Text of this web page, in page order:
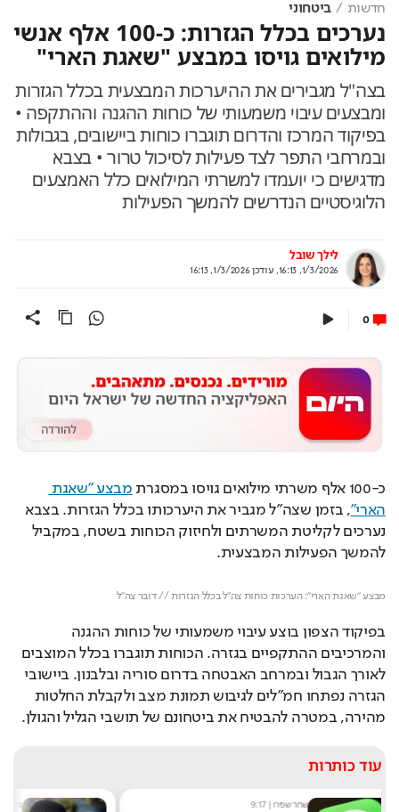
חדשות ביטחוני
נערכים בכלל הגזרות: כ-100 אלף אנשי
מילואים גויסו במבצע "שאגת הארי"
בצה"ל מגבירים את ההיערכות המבצעית בכלל הגזרות
ומבצעים עיבוי משמעותי של כוחות ההגנה וההתקפה •
בפיקוד המרכז והדרום תוגברו כוחות ביישובים, בגבולות
ובמרחבי התפר לצד פעילות לסיכול טרור • בצבא
מדגישים כי יועמדו למשרתי המילואים כלל האמצעים
הלוגיסטיים הנדרשים להמשך הפעילות
לילך שובל
1/3/2026, 16:13
, עודכן 1/3/2026, 16:13
0
כ-100 אלף משרתי מילואים גויסו במסגרת
הארי"
להמשך הפעילות המבצעית.
מבצע "שאגת הארי": הערכות כוחות צה״ל בכלל הגזרות // דובר צה"ל
מהירה, במטרה להבטיח את ביטחונם של תושבי הגליל והגולן.
עוד כותרות